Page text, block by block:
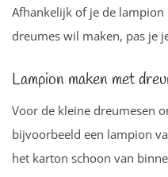
Afhankelijk of je de
dreumes wil maken, pas je
Lampion maken met
Voor de kleine dreumesen
bijvoorbeeld een lampion
het karton schoon van